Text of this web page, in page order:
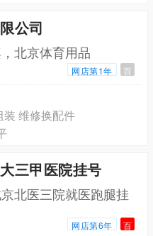
公司
北京体育用品
网店第1年 百
维修换配件
三甲医院挂号
北医三院就医跑腿挂
网店第6年 百